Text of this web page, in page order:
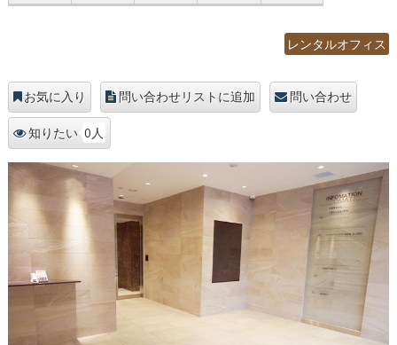
レンタルオフィス
お気に入り 問い合わせリストに追加 問い合わせ
知りたい 0人